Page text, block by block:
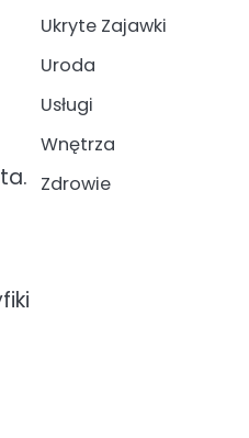
Ukryte Zajawki
Uroda
Usługi
Wnętrza
Zdrowie